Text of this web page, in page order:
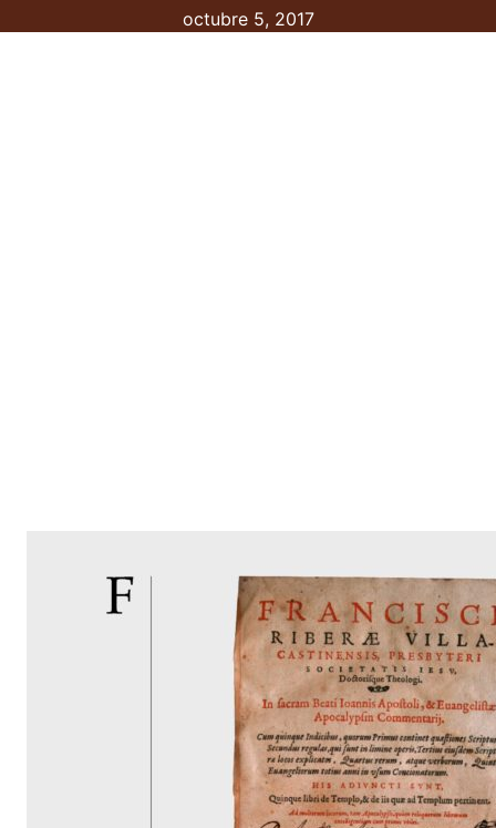
octubre 5, 2017